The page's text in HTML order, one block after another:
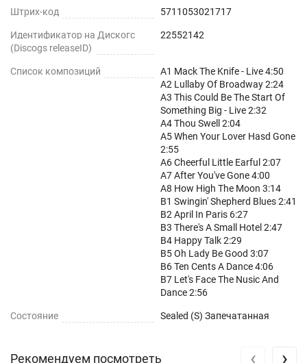
Штрих-код 5711053021717
Идентификатор на Дискогс
(Discogs releaseID)
22552142
Список композиций
A1 Mack The Knife - Live 4:50
A2 Lullaby Of Broadway 2:24
A3 This Could Be The Start Of
Something Big - Live 2:32
A4 Thou Swell 2:04
A5 When Your Lover Hasd Gone
2:55
A6 Cheerful Little Earful 2:07
A7 After You've Gone 4:00
A8 How High The Moon 3:14
B1 Swingin' Shepherd Blues 2:41
B2 April In Paris 6:27
B3 There's A Small Hotel 2:47
B4 Happy Talk 2:29
B5 Oh Lady Be Good 3:07
B6 Ten Cents A Dance 4:06
B7 Let's Face The Nusic And
Dance 2:56
Состояние Sealed (S) Запечатанная
Рекомендуем посмотреть ‹ ›